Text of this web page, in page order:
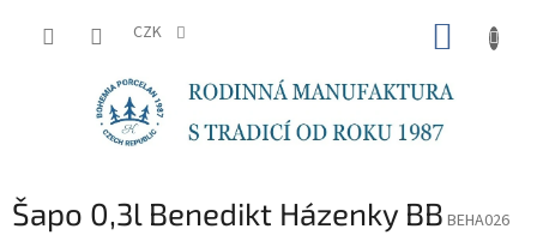
CZK
Šapo 0,3l Benedikt Házenky BB BEHA026